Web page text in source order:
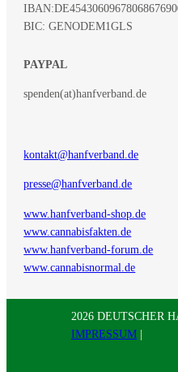
IBAN:
BIC: GENODEM1GLS
PAYPAL
spenden(at)hanfverband.de
kontakt@hanfverband.de
presse@hanfverband.de
www.hanfverband-shop.de
www.cannabisfakten.de
www.hanfverband-forum.de
www.cannabisnormal.de
2026 DEUTSCHER
IMPRESSUM |